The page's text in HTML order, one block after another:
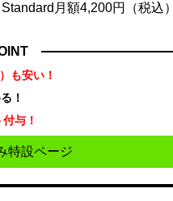
月額4,200円（税込
も安い！
！
与！
特設ページ